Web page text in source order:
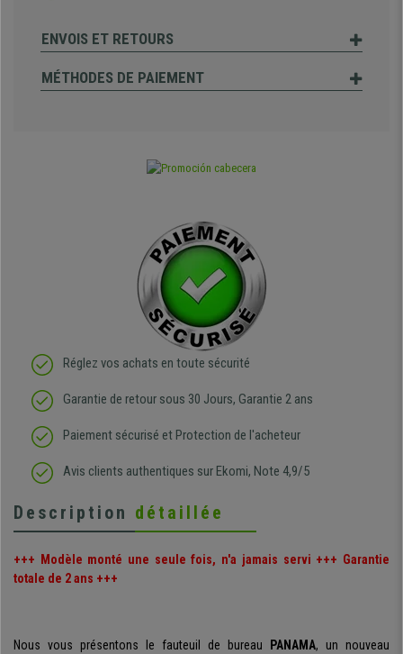
ENVOIS ET RETOURS
MÉTHODES DE PAIEMENT
Réglez vos achats en toute sécurité
Garantie de retour sous 30 Jours, Garantie 2 ans
Paiement sécurisé et Protection de l'acheteur
Avis clients authentiques sur Ekomi, Note 4,9/5
Description détaillée
+++ Modèle monté une seule fois, n'a jamais servi +++ Garantie
totale de 2 ans +++
Nous vous présentons le fauteuil de bureau PANAMA, un nouveau